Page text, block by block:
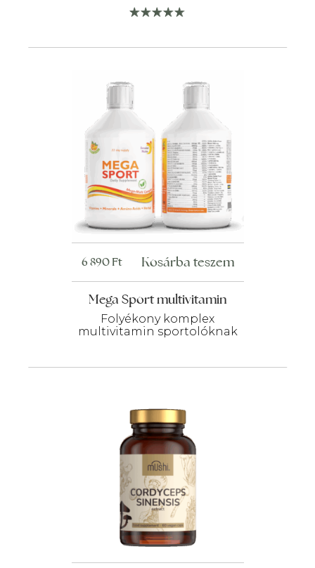
Mega Sport multivitamin
Folyékony komplex
multivitamin sportolóknak
6 890Ft Kosárba teszem